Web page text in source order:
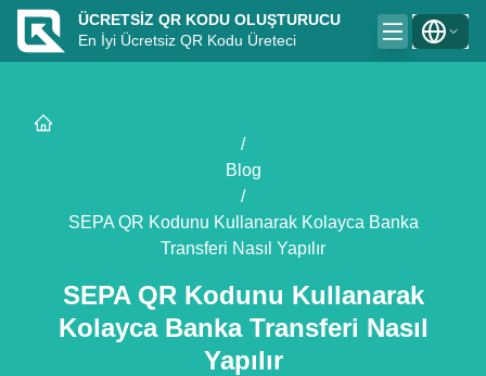
ÜCRETSIZ QR KODU OLUŞTURUCU
En İyi Ücretsiz QR Kodu Üreteci
/
Blog
/
SEPA QR Kodunu Kullanarak Kolayca Banka
Transferi Nasıl Yapılır
SEPA QR Kodunu Kullanarak
Kolayca Banka Transferi Nasıl
Yapılır